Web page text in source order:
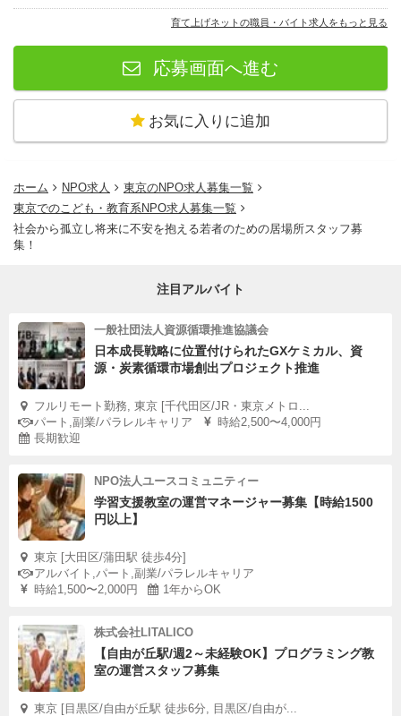
育て上げネットの職員・バイト求人をもっと見る
応募画面へ進む
お気に入りに追加
ホーム NPO求人
東京のNPO求人募集一覧
東京でのこども・教育系NPO求人募集一覧
社会から孤立し将来に不安を抱える若者のための居場所スタッフ募
集！
注目アルバイト
一般社団法人資源循環推進協議会
日本成長戦略に位置付けられたGXケミカル、資
源・炭素循環市場創出プロジェクト推進
フルリモート勤務, 東京 [千代田区/JR・東京メトロ...
パート,副業/パラレルキャリア
時給2,500〜4,000円
長期歓迎
NPO法人ユースコミュニティー
学習支援教室の運営マネージャー募集【時給1500
円以上】
東京 [大田区/蒲田駅 徒歩4分]
アルバイト,パート,副業/パラレルキャリア
時給1,500〜2,000円
1年からOK
株式会社LITALICO
【自由が丘駅/週2～未経験OK】プログラミング教
室の運営スタッフ募集
東京 [目黒区/自由が丘駅 徒歩6分, 目黒区/自由が...